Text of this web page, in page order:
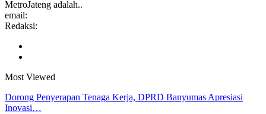
MetroJateng adalah..
email:
Redaksi:
Most Viewed
Dorong Penyerapan Tenaga Kerja, DPRD Banyumas Apresiasi
Inovasi…